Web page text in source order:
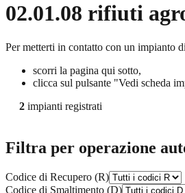
02.01.08 rifiuti
Per metterti in contatto con un impianto
scorri la pagina qui sotto,
clicca sul pulsante "Vedi scheda
2 impianti registrati
Filtra per operazione
Codice di Recupero (R)
Codice di Smaltimento (D)